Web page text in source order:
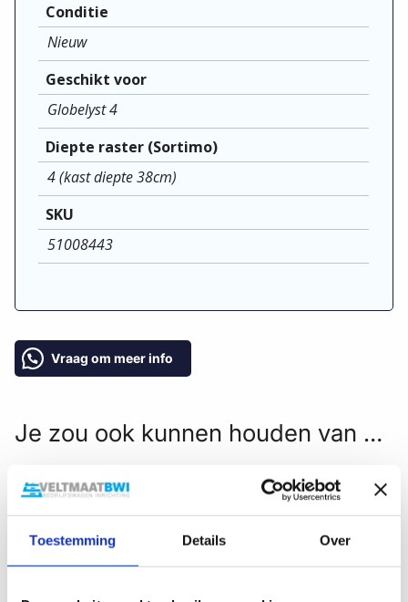
Toestemming Details Over
Conditie
Nieuw
Geschikt voor
Globelyst 4
Diepte raster (Sortimo)
4 (kast diepte 38cm)
SKU
51008443
Vraag om meer info
Je zou ook kunnen houden van …